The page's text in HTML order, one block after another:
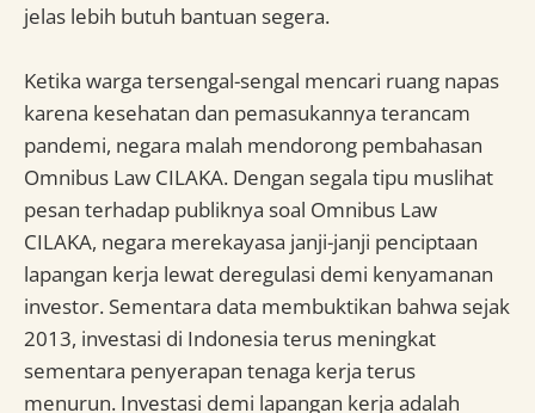
jelas lebih butuh bantuan segera.
Ketika warga tersengal-sengal mencari ruang napas
karena kesehatan dan pemasukannya terancam
pandemi, negara malah mendorong pembahasan
Omnibus Law CILAKA. Dengan segala tipu muslihat
pesan terhadap publiknya soal Omnibus Law
CILAKA, negara merekayasa janji-janji penciptaan
lapangan kerja lewat deregulasi demi kenyamanan
investor. Sementara data membuktikan bahwa sejak
2013, investasi di Indonesia terus meningkat
sementara penyerapan tenaga kerja terus
menurun. Investasi demi lapangan kerja adalah